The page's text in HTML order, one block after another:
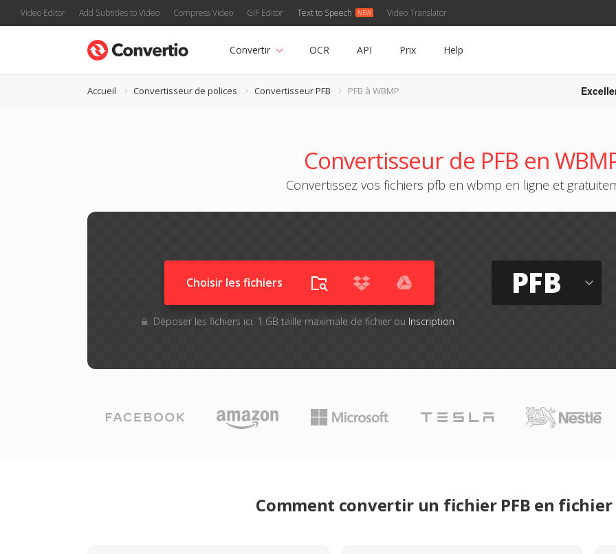
Video Editor Add Subtitles to Video Compress Video GIF Editor Text to Speech Video Translator
Convertir OCR API Prix Help
Accueil Convertisseur de polices Convertisseur PFB PFB à WBMP
Convertisseur de PFB en
Convertissez vos fichiers pfb en wbmp en ligne et
Choisir les fichiers
Déposer les fichiers ici. 1 GB taille maximale de fichier ou Inscription
PFB
Comment convertir un fichier PFB en fichier